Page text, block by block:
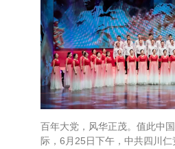
百年大党，风华正茂。值此中
际，6月25日下午，中共四川